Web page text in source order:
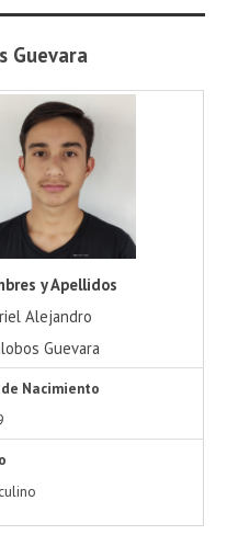
Guevara
y Apellidos
Alejandro
Guevara
Nacimiento